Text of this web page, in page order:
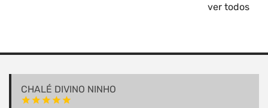
ver todos
CHALÉ DIVINO NINHO
starstarstarstarstar